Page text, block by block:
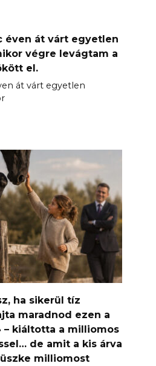
éven át várt egyetlen
végre levágtam a
el.
át várt egyetlen
ha sikerül tíz
maradnod ezen a
– kiáltotta a milliomos
de amit a kis árva
milliomost